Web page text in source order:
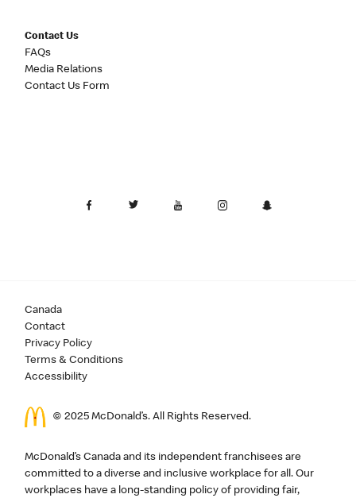
Contact Us
FAQs
Media Relations
Contact Us Form
Canada
Contact
Privacy Policy
Terms & Conditions
Accessibility
© 2025 McDonald’s. All Rights Reserved.
McDonald’s Canada and its independent franchisees are
committed to a diverse and inclusive workplace for all. Our
workplaces have a long-standing policy of providing fair,